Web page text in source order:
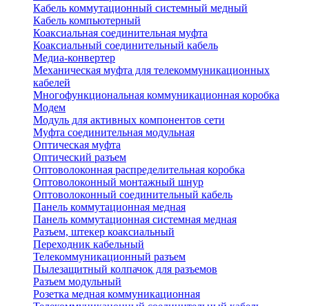
Кабель коммутационный системный медный
Кабель компьютерный
Коаксиальная соединительная муфта
Коаксиальный соединительный кабель
Медиа-конвертер
Механическая муфта для телекоммуникационных
кабелей
Многофункциональная коммуникационная коробка
Модем
Модуль для активных компонентов сети
Муфта соединительная модульная
Оптическая муфта
Оптический разъем
Оптоволоконная распределительная коробка
Оптоволоконный монтажный шнур
Оптоволоконный соединительный кабель
Панель коммутационная медная
Панель коммутационная системная медная
Разъем, штекер коаксиальный
Переходник кабельный
Телекоммуникационный разъем
Пылезащитный колпачок для разъемов
Разъем модульный
Розетка медная коммуникационная